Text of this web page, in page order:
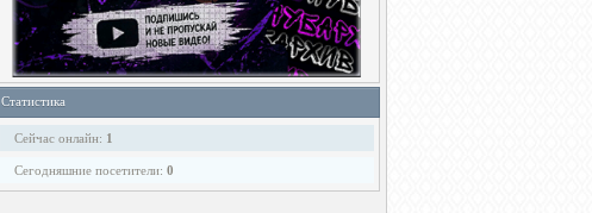
Статистика
Сейчас онлайн: 1
Сегодняшние посетители: 0